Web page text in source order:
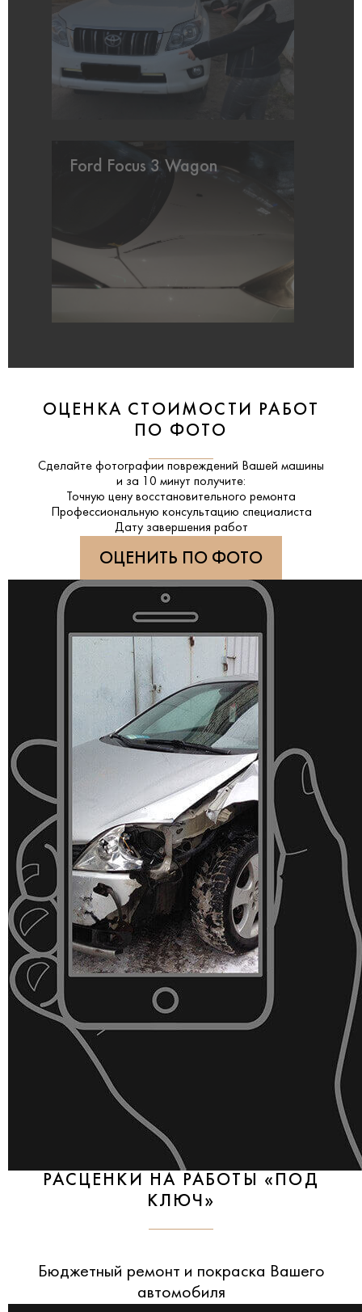
Ford Focus 3 Wagon
ОЦЕНКА СТОИМОСТИ РАБОТ
ПО ФОТО
Сделайте фотографии повреждений Вашей машины
и за 10 минут получите:
Точную цену восстановительного ремонта
Профессиональную консультацию специалиста
Дату завершения работ
ОЦЕНИТЬ ПО ФОТО
РАСЦЕНКИ НА РАБОТЫ «ПОД
КЛЮЧ»
Бюджетный ремонт и покраска Вашего
автомобиля